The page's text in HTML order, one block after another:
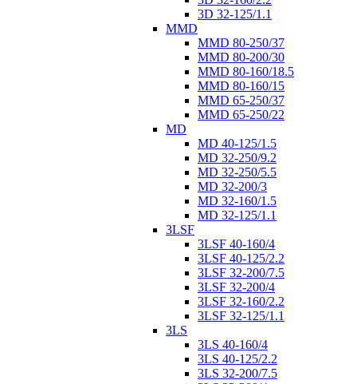
3D 32-125/1.1
MMD
MMD 80-250/37
MMD 80-200/30
MMD 80-160/18.5
MMD 80-160/15
MMD 65-250/37
MMD 65-250/22
MD
MD 40-125/1.5
MD 32-250/9.2
MD 32-250/5.5
MD 32-200/3
MD 32-160/1.5
MD 32-125/1.1
3LSF
3LSF 40-160/4
3LSF 40-125/2.2
3LSF 32-200/7.5
3LSF 32-200/4
3LSF 32-160/2.2
3LSF 32-125/1.1
3LS
3LS 40-160/4
3LS 40-125/2.2
3LS 32-200/7.5